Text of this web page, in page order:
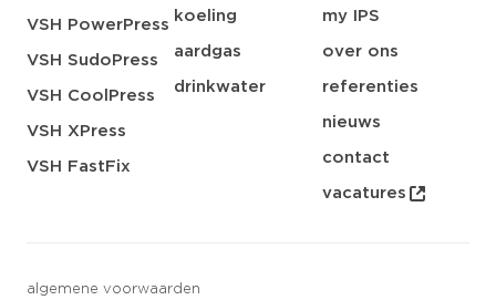
VSH PowerPress
VSH SudoPress
VSH CoolPress
VSH XPress
VSH FastFix
koeling
aardgas
drinkwater
my IPS
over ons
referenties
nieuws
contact
vacatures
algemene voorwaarden